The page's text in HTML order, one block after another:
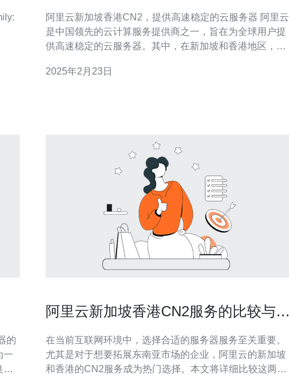
阿里云新加坡香港CN2，提供高速稳定的云服务器 阿里云
是中国领先的云计算服务提供商之一，旨在为全球用户提
供高速稳定的云服务器。其中，在新加坡和香港地区，阿
验。 CN2网络是阿里云自主研发的高性能网络，通过优化
2025年2月23日
一
好
阿里云新加坡香港CN2服务的比较与建
在当前互联网环境中，选择合适的服务器服务至关重要。
尤其是对于想要拓展东南亚市场的企业，阿里云的新加坡
和香港的CN2服务成为热门选择。本文将详细比较这两者